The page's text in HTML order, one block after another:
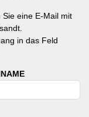
eine E-Mail mit
in das Feld